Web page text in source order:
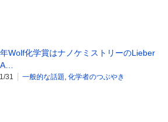
Wolf化学賞はナノケミストリーのLieber
31 一般的な話題 化学者のつぶやき